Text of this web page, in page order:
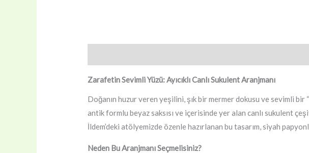
Zarafetin Sevimli Yüzü: Ayıcıklı Canlı Sukulent Aranjmanı
Doğanın huzur veren yeşilini, şık bir mermer dokusu ve sevimli bir
antik formlu beyaz saksısı ve içerisinde yer alan canlı sukulent
İldem’deki atölyemizde özenle hazırlanan bu tasarım, siyah
Neden Bu Aranjmanı Seçmelisiniz?